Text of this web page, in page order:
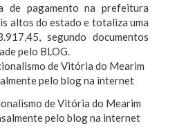
pagamento na prefeitura
altos do estado e totaliza uma
segundo documentos
pelo BLOG.
de Vitória do Mearim
pelo blog na internet